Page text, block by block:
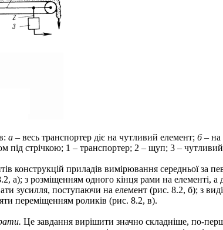
а – весь транспортер діє на чутливий елемент; б– на
під стрічкою; 1 – транспортер; 2 – щуп; 3 –
конструкцій приладів вимірювання середньої за
а); з розміщенням одного кінця рами на елементі, а
зусилля, поступаючи на елемент (рис. 8.2, б); з
переміщенням роликів (рис. 8.2, в).
Це завдання вирішити значно складніше, по-